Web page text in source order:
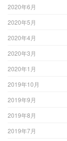
2020年6月
2020年5月
2020年4月
2020年3月
2020年1月
2019年10月
2019年9月
2019年8月
2019年7月